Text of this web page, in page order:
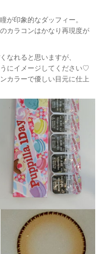
が印象的なダッフィー。
カラコンはかなり再現度が
なれると思いますが、
にイメージしてください♡
カラーで優しい目元に仕上